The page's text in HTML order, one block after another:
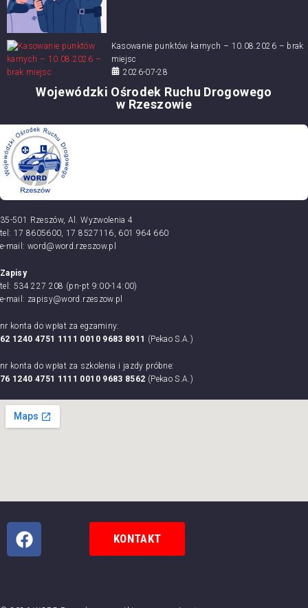
Wojewódzki Ośrodek Ruchu Drogowego
w Rzeszowie
35-501 Rzeszów, Al. Wyzwolenia 4
tel: 17 8605600, 17 8527116, 601 964 660
e-mail: word@word.rzeszow.pl
Zapisy
tel: 534 227 208 (pn-pt 9:00-14:00)
e-mail: zapisy@word.rzeszow.pl
nr konta do wpłat za egzaminy:
62 1240 4751 1111 0010 9683 8911 (Pekao S.A.)
nr konta do wpłat za szkolenia i jazdy próbne:
76 1240 4751 1111 0010 9683 8562 (Pekao S.A.)
KONTAKT
Kasowanie punktów karnych – 10.08.2026 – brak
miejsc
2026-07-28